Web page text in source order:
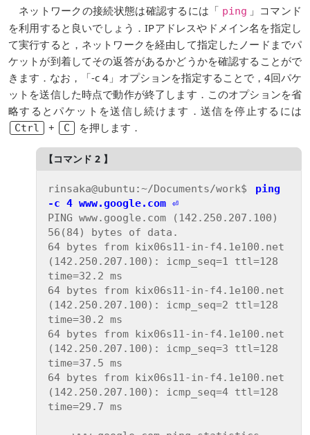
ネットワークの接続状態は確認するには「 ping 」コマンド
を利用すると良いでしょう．IPアドレスやドメイン名を指定し
て実行すると，ネットワークを経由して指定したノードまでパ
ケットが到着してその返答があるかどうかを確認することがで
きます．なお，「-c 4」オプションを指定することで，4回パケ
ットを送信した時点で動作が終了します．このオプションを省
略するとパケットを送信し続けます．送信を停止するには
Ctrl + C を押します．
rinsaka@ubuntu:~/Documents/work$
ping
-c 4 www.google.com ⏎
PING www.google.com (142.250.207.100)
56(84) bytes of data.
64 bytes from kix06s11-in-f4.1e100.net
(142.250.207.100): icmp_seq=1 ttl=128
time=32.2 ms
64 bytes from kix06s11-in-f4.1e100.net
(142.250.207.100): icmp_seq=2 ttl=128
time=30.2 ms
64 bytes from kix06s11-in-f4.1e100.net
(142.250.207.100): icmp_seq=3 ttl=128
time=37.5 ms
64 bytes from kix06s11-in-f4.1e100.net
(142.250.207.100): icmp_seq=4 ttl=128
time=29.7 ms